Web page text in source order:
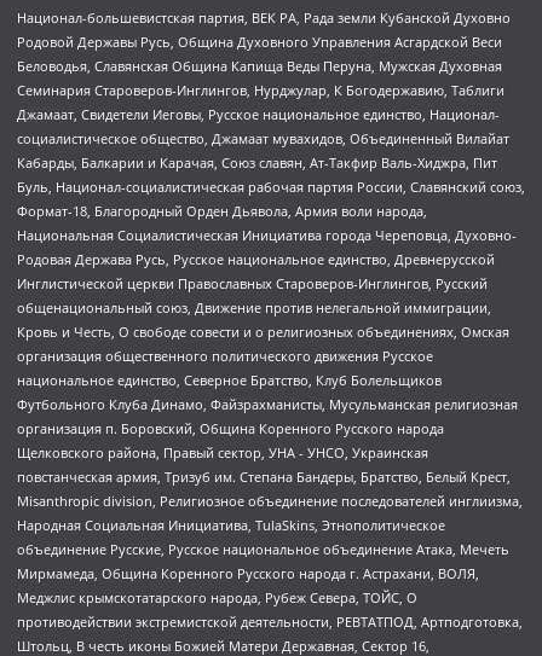
Национал-большевистская партия, ВЕК РА, Рада земли Кубанской Духовно
Родовой Державы Русь, Община Духовного Управления Асгардской Веси
Беловодья, Славянская Община Капища Веды Перуна, Мужская Духовная
Семинария Староверов-Инглингов, Нурджулар, К Богодержавию, Таблиги
Джамаат, Свидетели Иеговы, Русское национальное единство, Национал-
социалистическое общество, Джамаат мувахидов, Объединенный Вилайат
Кабарды, Балкарии и Карачая, Союз славян, Ат-Такфир Валь-Хиджра, Пит
Буль, Национал-социалистическая рабочая партия России, Славянский союз,
Формат-18, Благородный Орден Дьявола, Армия воли народа,
Национальная Социалистическая Инициатива города Череповца, Духовно-
Родовая Держава Русь, Русское национальное единство, Древнерусской
Инглистической церкви Православных Староверов-Инглингов, Русский
общенациональный союз, Движение против нелегальной иммиграции,
Кровь и Честь, О свободе совести и о религиозных объединениях, Омская
организация общественного политического движения Русское
национальное единство, Северное Братство, Клуб Болельщиков
Футбольного Клуба Динамо, Файзрахманисты, Мусульманская религиозная
организация п. Боровский, Община Коренного Русского народа
Щелковского района, Правый сектор, УНА - УНСО, Украинская
повстанческая армия, Тризуб им. Степана Бандеры, Братство, Белый Крест,
Misanthropic division, Религиозное объединение последователей инглиизма,
Народная Социальная Инициатива, TulaSkins, Этнополитическое
объединение Русские, Русское национальное объединение Атака, Мечеть
Мирмамеда, Община Коренного Русского народа г. Астрахани, ВОЛЯ,
Меджлис крымскотатарского народа, Рубеж Севера, ТОЙС, О
противодействии экстремистской деятельности, РЕВТАТПОД, Артподготовка,
Штольц, В честь иконы Божией Матери Державная, Сектор 16,